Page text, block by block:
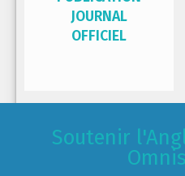
JOURNAL
OFFICIEL
Soutenir